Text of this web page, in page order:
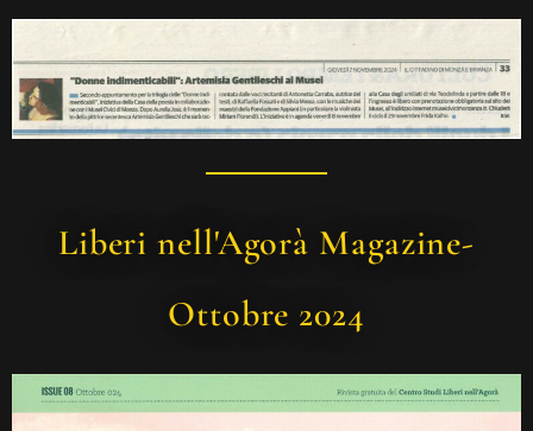
Liberi nell'Agorà Magazine-
Ottobre 2024